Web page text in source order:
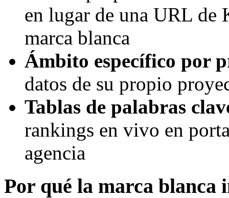
en lugar de una URL
marca blanca
Ámbito específico por
datos de su propio
Tablas de palabras
rankings en vivo en
agencia
Por qué la marca blanca